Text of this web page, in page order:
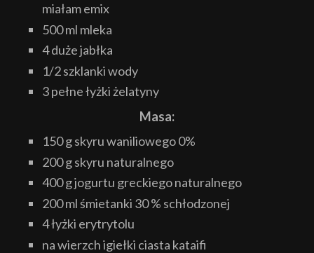
miałam emix
500 ml mleka
4 duże jabłka
1/2 szklanki wody
3 pełne łyżki żelatyny
Masa:
150 g skyru waniliowego 0%
200 g skyru naturalnego
400 g jogurtu greckiego naturalnego
200 ml śmietanki 30 % schłodzonej
4 łyżki erytrytolu
na wierzch igiełki ciasta kataifi